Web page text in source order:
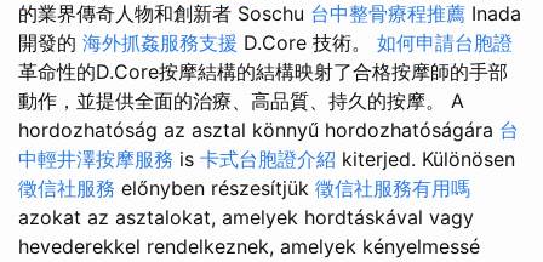
的業界傳奇人物和創新者 Soschu 台中整骨療程推薦 Inada
開發的 海外抓姦服務支援 D.Core 技術。 如何申請台胞證
革命性的D.Core按摩結構的結構映射了合格按摩師的手部
動作，並提供全面的治療、高品質、持久的按摩。 A
hordozhatóság az asztal könnyű hordozhatóságára 台
中輕井澤按摩服務 is 卡式台胞證介紹 kiterjed. Különösen
徵信社服務 előnyben részesítjük 徵信社服務有用嗎
azokat az asztalokat, amelyek hordtáskával vagy
hevederekkel rendelkeznek, amelyek kényelmessé